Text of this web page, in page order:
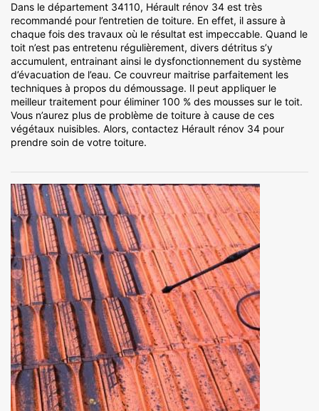
Dans le département 34110, Hérault rénov 34 est très
recommandé pour l’entretien de toiture. En effet, il assure à
chaque fois des travaux où le résultat est impeccable. Quand le
toit n’est pas entretenu régulièrement, divers détritus s’y
accumulent, entrainant ainsi le dysfonctionnement du système
d’évacuation de l’eau. Ce couvreur maitrise parfaitement les
techniques à propos du démoussage. Il peut appliquer le
meilleur traitement pour éliminer 100 % des mousses sur le toit.
Vous n’aurez plus de problème de toiture à cause de ces
végétaux nuisibles. Alors, contactez Hérault rénov 34 pour
prendre soin de votre toiture.